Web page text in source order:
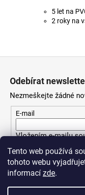
Tento web používá
tohoto webu
informací zde.
5 let na
2 roky na
Odebírat
Nezmeškejte žádné
E-mail
Vložením e-mailu
osobních údajů
PŘIHLÁSIT SE